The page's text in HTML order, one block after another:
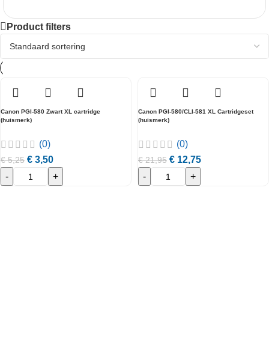
Product filters
Canon PGI-580 Zwart XL cartridge
(huismerk)
(0)
€5,25 € 3,50
-
+
Canon PGI-580/CLI-581 XL Cartridgeset
(huismerk)
(0)
€21,95 € 12,75
-
+